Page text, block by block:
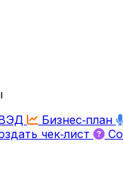
Бизнес‑план
чек‑лист